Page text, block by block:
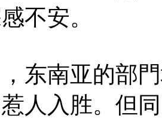
不安。
东南亚的部
人入胜。但